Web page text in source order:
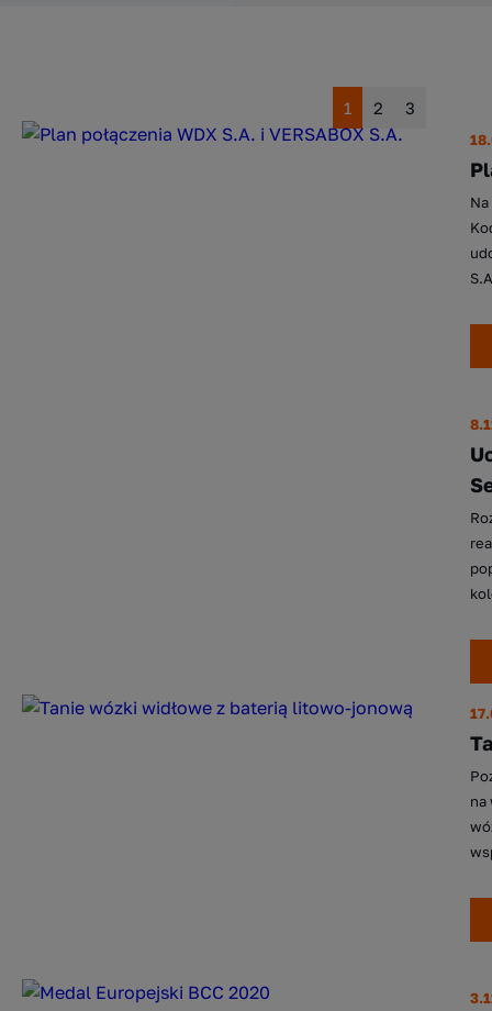
1 2 3
na